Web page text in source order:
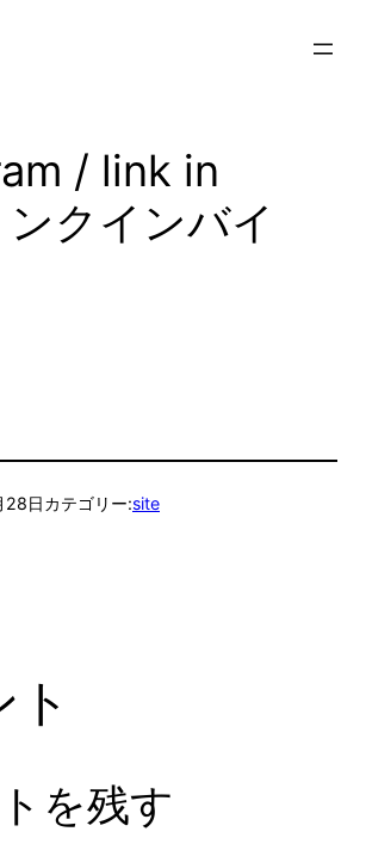
/ link in
クインバイ
28日カテゴリー:site
ト
を残す